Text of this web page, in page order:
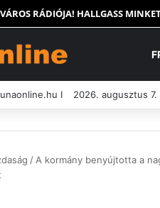
RÁDIÓJA! HALLGASS
I 2026. augusztus
/ A kormány benyújtotta a